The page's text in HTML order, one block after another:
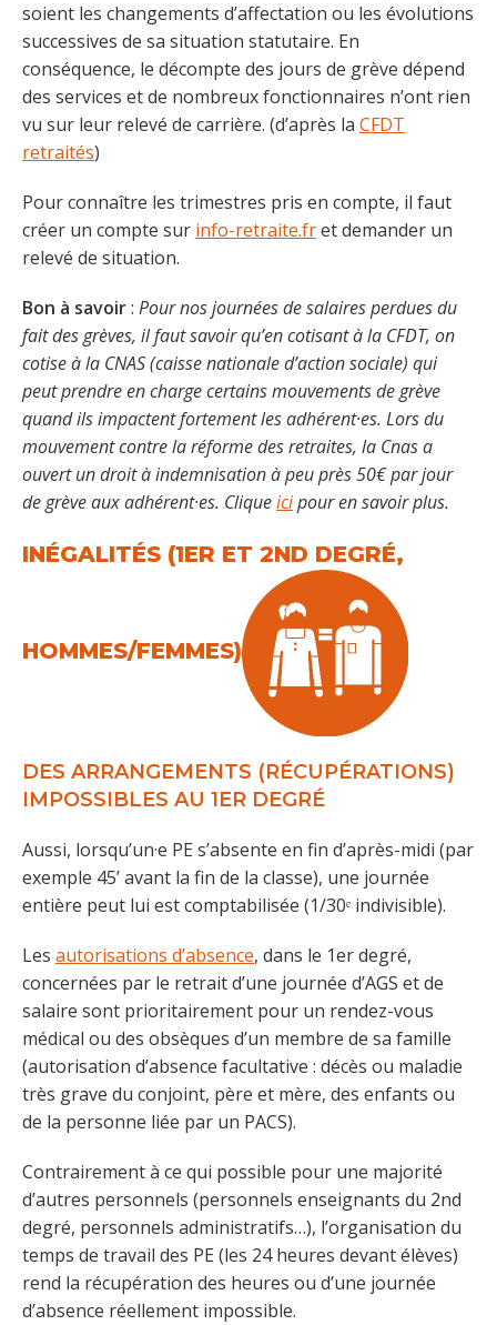
soient les changements d’affectation ou les évolutions
successives de sa situation statutaire. En
conséquence, le décompte des jours de grève dépend
des services et de nombreux fonctionnaires n’ont rien
vu sur leur relevé de carrière. (d’après la CFDT
retraités)
Pour connaître les trimestres pris en compte, il faut
créer un compte sur info-retraite.fret demander un
relevé de situation.
Bon à savoir: Pour nos journées de salaires perdues du
fait des grèves, il faut savoir qu’en cotisant à la CFDT, on
cotise à la CNAS (caisse nationale d’action sociale) qui
peut prendre en charge certains mouvements de grève
quand ils impactent fortement lesadhérent·es. Lors du
mouvement contre la réforme des retraites, la Cnas a
ouvert un droit à indemnisation à peu près 50€ par jour
de grève aux adhérent·es. Cliqueicipour en savoir plus.
INÉGALITÉS (1ER ET 2ND DEGRÉ,
HOMMES/FEMMES)
DES ARRANGEMENTS (RÉCUPÉRATIONS)
IMPOSSIBLES AU 1ER DEGRÉ
Aussi, lorsqu’un·e PE s’absente en fin d’après-midi (par
exemple 45’ avant la fin de la classe), une journée
entière peut lui est comptabilisée (1/30ᵉ indivisible).
Les autorisations d’absence, dans le 1er degré,
concernées par le retrait d’une journée d’AGS et de
salaire sont prioritairement pour un rendez-vous
médical ou des obsèques d’un membre de sa famille
(autorisation d’absence facultative : décès ou maladie
très grave du conjoint, père et mère, des enfants ou
de la personne liée par un PACS).
Contrairement à ce qui possible pour une majorité
d’autres personnels (personnels enseignants du 2nd
degré, personnels administratifs…), l’organisation du
temps de travail des PE (les 24 heures devant élèves)
rend la récupération des heures ou d’une journée
d’absence réellement impossible.